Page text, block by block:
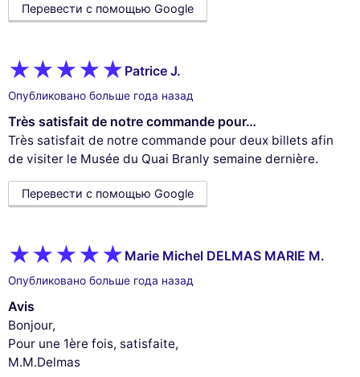
This website uses
We use cookies and your personal data to
our audience, and personalize the ads shown to you. You can accept,
reject or manage your preferences at any time.
Reject All Cookies Settings
Перевести с помощью Google
Patrice J.
Опубликовано больше года назад
Très satisfait de notre commande pour…
Très satisfait de notre commande pour deux billets afin
de visiter le Musée du Quai Branly semaine dernière.
Перевести с помощью Google
Marie Michel DELMAS MARIE M.
Опубликовано больше года назад
Avis
Bonjour,
Pour une 1ère fois, satisfaite,
M.M.Delmas